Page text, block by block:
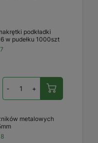
podkładki
w pudełku 1000szt
- +
metalowych